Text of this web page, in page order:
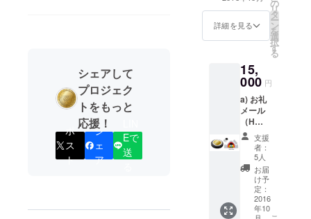
シェアして
プロジェク
トをもっと
応援！
ポ
ス
ト
シ
ェ
ア
Eで
送
カーを
自由に
貼って
自分だ
盤ハー
モニカ
にし
ちゃお
う！
リーズ
ボルと
なって
ンホー
ルを
キーホ
ルダー
にした
セット
になっ
ていま
す！
キーホ
ルダー
は、特
製鍵盤
ハーモ
KIDSサ
110、
120、
サイ
ズ：S、
M、L、
XL
カー(A4サイ
ズ、1シート) c)
五線譜+落書き
ルダー(真鍮製)
e) オリジナル
Teeシャツ -=-=-
=-=-=-=-=-=-=-=-
=-=-=-=-=- お礼
メール ～ Tee
シャツまでを含
むセットです。
詳細を見る
の
リ
タ
ー
ン
を
選
択
す
る
15,
000 円
a) お礼
メール
（H
ZETT M
&
DADDY
のツー
ショッ
ト写真
データ
付き）
支援
者：
5人
お届
け予
定：
2016
年10